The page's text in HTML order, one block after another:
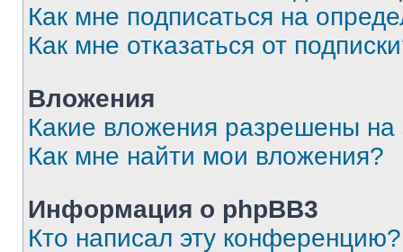
Как мне подписаться на
Как мне отказаться от
Вложения
Какие вложения разрешены
Как мне найти мои вложения?
Информация о phpBB3
Кто написал эту конференцию?